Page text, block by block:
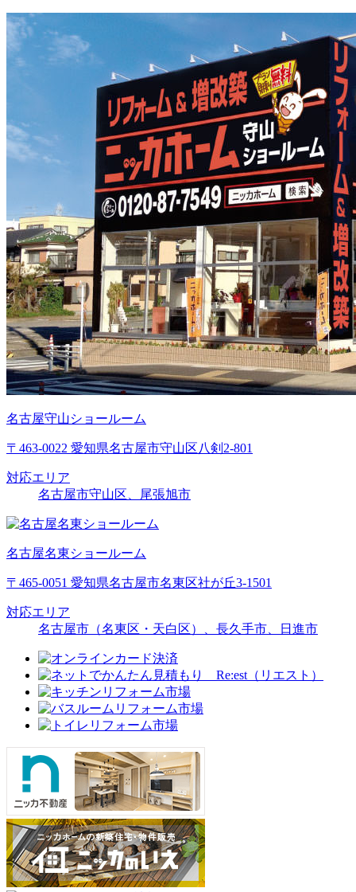
名古屋守山ショールーム
〒463-0022 愛知県名古屋市守山区八剣2-801
対応エリア
名古屋市守山区、尾張旭市
名古屋名東ショールーム
〒465-0051 愛知県名古屋市名東区社が丘3-1501
対応エリア
名古屋市（名東区・天白区）、長久手市、日進市